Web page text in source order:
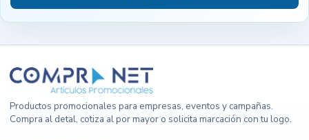
Productos promocionales para empresas, eventos y campañas.
Compra al detal, cotiza al por mayor o solicita marcación con tu logo.